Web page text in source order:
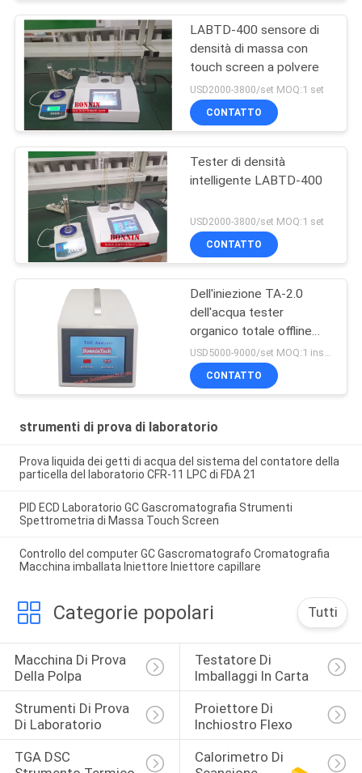
LABTD-400 sensore di
densità di massa con
touch screen a polvere
USD2000-3800/set MOQ:1 set
CONTATTO
Tester di densità
intelligente LABTD-400
USD2000-3800/set MOQ:1 set
CONTATTO
Dell'iniezione TA-2.0
dell'acqua tester
organico totale offline
portatile di TOC
dell'analizzatore del
carbonio online
USD5000-9000/set MOQ:1 insieme
CONTATTO
strumenti di prova di laboratorio
Prova liquida dei getti di acqua del sistema del contatore della
particella del laboratorio CFR-11 LPC di FDA 21
PID ECD Laboratorio GC Gascromatografia Strumenti
Spettrometria di Massa Touch Screen
Controllo del computer GC Gascromatografo Cromatografia
Macchina imballata Iniettore Iniettore capillare
Categorie popolari Tutti
Macchina Di Prova
Della Polpa
Testatore Di
Imballaggi In Carta
Strumenti Di Prova
Di Laboratorio
Proiettore Di
Inchiostro Flexo
TGA DSC
Calorimetro Di